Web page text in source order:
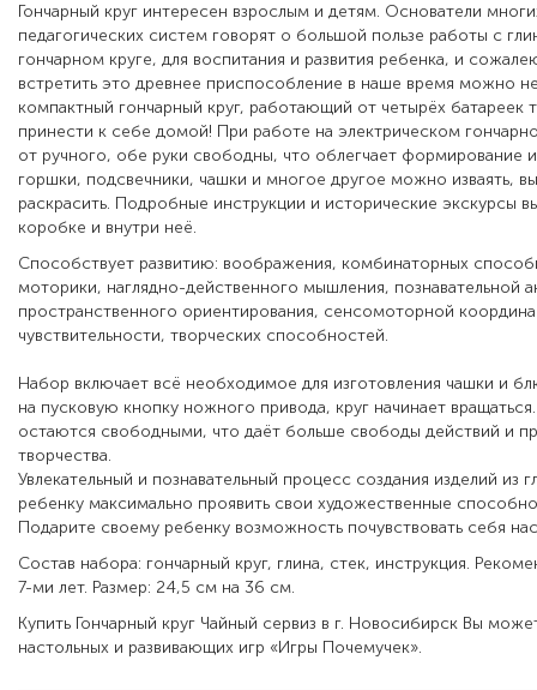
Гончарный круг интересен взрослым и детям. Основатели
педагогических систем говорят о большой пользе работы с
гончарном круге, для воспитания и развития ребенка, и
встретить это древнее приспособление в наше время можно
компактный гончарный круг, работающий от четырёх батареек
принести к себе домой! При работе на электрическом
от ручного, обе руки свободны, что облегчает формирование
горшки, подсвечники, чашки и многое другое можно изваять,
раскрасить. Подробные инструкции и исторические экскурсы
коробке и внутри неё.
Способствует развитию: воображения, комбинаторных
моторики, наглядно-действенного мышления, познавательной
пространственного ориентирования, сенсомоторной
чувствительности, творческих способностей.
Набор включает всё необходимое для изготовления чашки и
на пусковую кнопку ножного привода, круг начинает
остаются свободными, что даёт больше свободы действий и
творчества.
Увлекательный и познавательный процесс создания изделий из
ребенку максимально проявить свои художественные
Подарите своему ребенку возможность почувствовать себя
Состав набора: гончарный круг, глина, стек, инструкция.
7-ми лет. Размер: 24,5 см на 36 см.
Купить Гончарный круг Чайный сервиз в г. Новосибирск Вы
настольных и развивающих игр «Игры Почемучек».